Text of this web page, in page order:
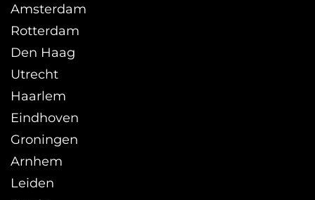
Amsterdam
Rotterdam
Den Haag
Utrecht
Haarlem
Eindhoven
Groningen
Arnhem
Leiden